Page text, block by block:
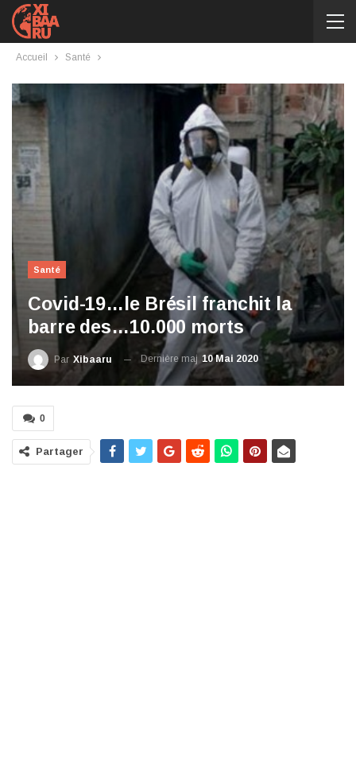
Accueil Santé
Santé
Covid-19…le Brésil franchit la
barre des…10.000 morts
Par Xibaaru Dernière maj 10 Mai 2020
0
Partager